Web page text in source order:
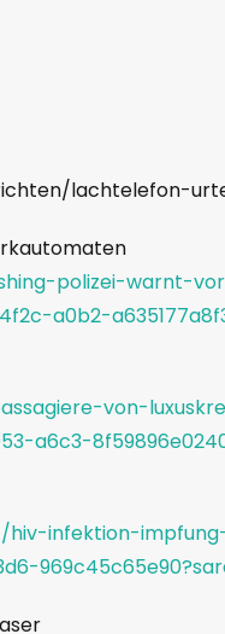
lachtelefon-
polizei-warnt-
a0b2-
von-
a6c3-
hiv-infektion-